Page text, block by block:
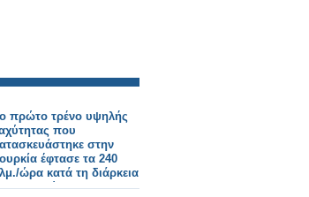
πρώτο τρένο υψηλής
που
στην
έφτασε τα 240
ώρα κατά τη διάρκεια
δοκιμών